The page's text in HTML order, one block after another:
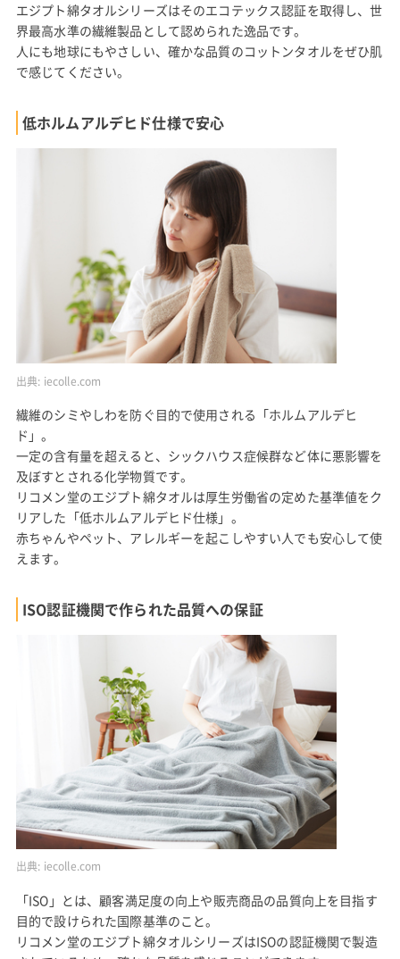
エジプト綿タオルシリーズはそのエコテックス認証を取得し、世
界最高水準の繊維製品として認められた逸品です。
人にも地球にもやさしい、確かな品質のコットンタオルをぜひ肌
で感じてください。
低ホルムアルデヒド仕様で安心
出典: iecolle.com
繊維のシミやしわを防ぐ目的で使用される「ホルムアルデヒ
ド」。
一定の含有量を超えると、シックハウス症候群など体に悪影響を
及ぼすとされる化学物質です。
リコメン堂のエジプト綿タオルは厚生労働省の定めた基準値をク
リアした「低ホルムアルデヒド仕様」。
赤ちゃんやペット、アレルギーを起こしやすい人でも安心して使
えます。
ISO認証機関で作られた品質への保証
出典: iecolle.com
「ISO」とは、顧客満足度の向上や販売商品の品質向上を目指す
目的で設けられた国際基準のこと。
リコメン堂のエジプト綿タオルシリーズはISOの認証機関で製造